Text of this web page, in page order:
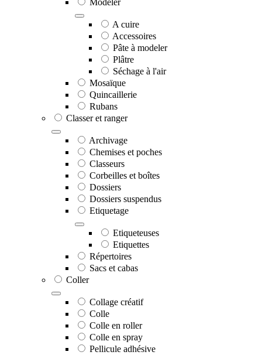
Modeler
A cuire
Accessoires
Pâte à modeler
Plâtre
Séchage à l'air
Mosaïque
Quincaillerie
Rubans
Classer et ranger
Archivage
Chemises et poches
Classeurs
Corbeilles et boîtes
Dossiers
Dossiers suspendus
Etiquetage
Etiqueteuses
Etiquettes
Répertoires
Sacs et cabas
Coller
Collage créatif
Colle
Colle en roller
Colle en spray
Pellicule adhésive